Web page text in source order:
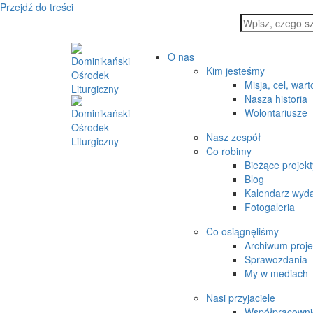
Przejdź do treści
O nas
Kim jesteśmy
Misja, cel,
Nasza historia
Wolontariusze
Nasz zespół
Co robimy
Bieżące
Blog
Kalendarz
Fotogaleria
Co osiągnęliśmy
Archiwum
Sprawozdania
My w mediach
Nasi przyjaciele